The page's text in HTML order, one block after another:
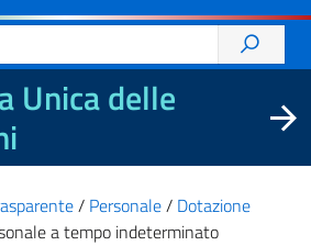
Unica delle
/ Personale/ Dotazione
a tempo indeterminato